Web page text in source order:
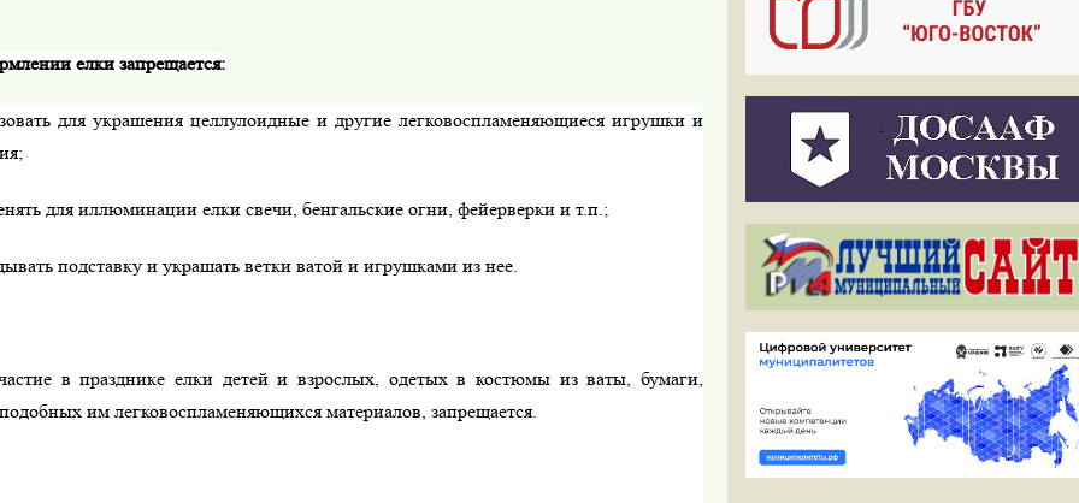
елки запрещается:
для украшения целлулоидные и другие легковоспламеняющиеся игрушки и
для иллюминации елки свечи, бенгальские огни, фейерверки и т.п.;
подставку и украшать ветки ватой и игрушками из нее.
в празднике елки детей и взрослых, одетых в костюмы из ваты, бумаги,
им легковоспламеняющихся материалов, запрещается.